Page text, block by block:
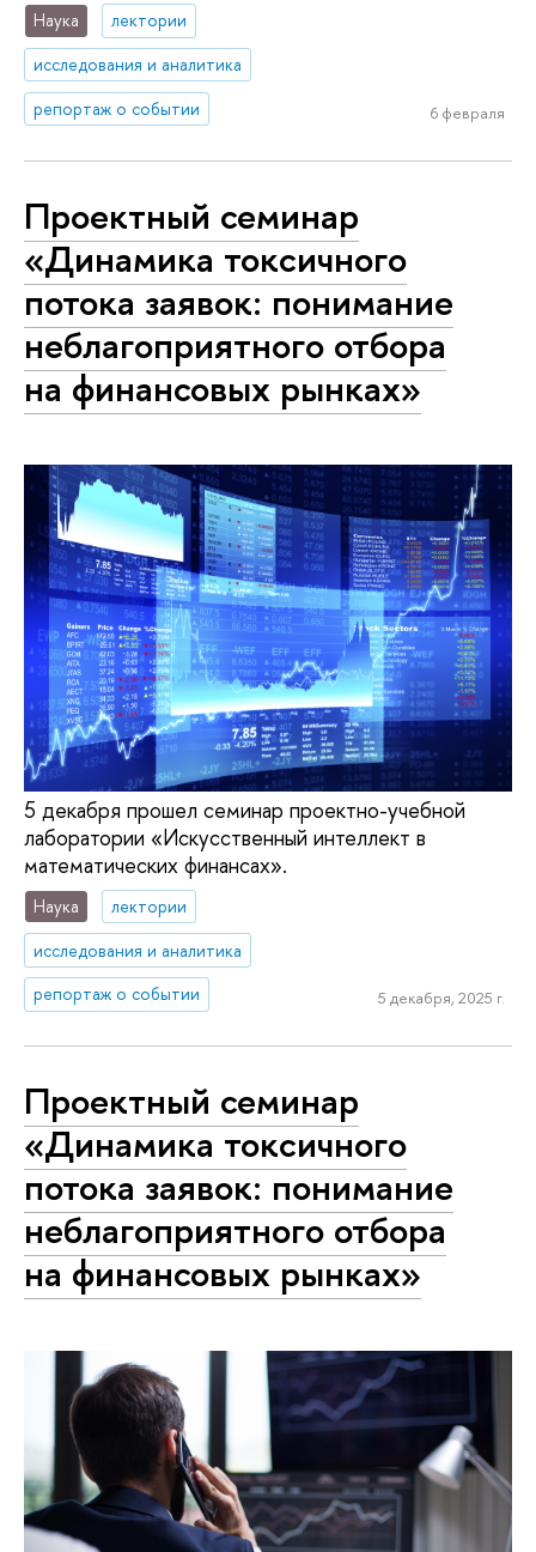
Наука
лектории
исследования и аналитика
репортаж о событии
6 февраля
Проектный семинар
«Динамика токсичного
потока заявок: понимание
неблагоприятного отбора
на финансовых рынках»
5 декабря прошел семинар проектно-учебной
лаборатории «Искусственный интеллект в
математических финансах».
Наука
лектории
исследования и аналитика
репортаж о событии
5 декабря, 2025 г.
Проектный семинар
«Динамика токсичного
потока заявок: понимание
неблагоприятного отбора
на финансовых рынках»